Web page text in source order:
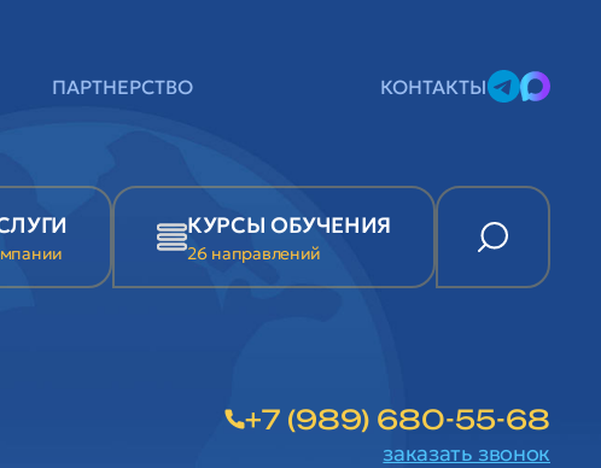
ПАРТНЕРСТВО КОНТАКТЫ
КУРСЫ ОБУЧЕНИЯ
26 направлений
+7 (989) 680-55-68
заказать звонок